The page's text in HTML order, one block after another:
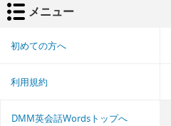
メニュー
初めての方へ
利用規約
DMM英会話Wordsトップへ